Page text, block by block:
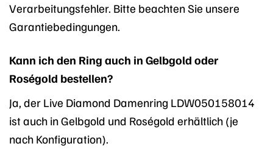
Verarbeitungsfehler. Bitte beachten Sie unsere
Garantiebedingungen.
Kann ich den Ring auch in Gelbgold oder
Roségold bestellen?
Ja, der Live Diamond Damenring LDW050158014
ist auch in Gelbgold und Roségold erhältlich (je
nach Konfiguration).